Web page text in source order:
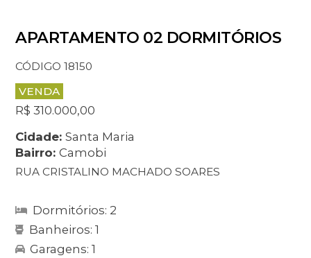
APARTAMENTO 02 DORMITÓRIOS
CÓDIGO 18150
VENDA
R$ 310.000,00
Cidade:Santa Maria
Bairro:Camobi
RUA CRISTALINO MACHADO SOARES
Dormitórios: 2
Banheiros: 1
Garagens: 1